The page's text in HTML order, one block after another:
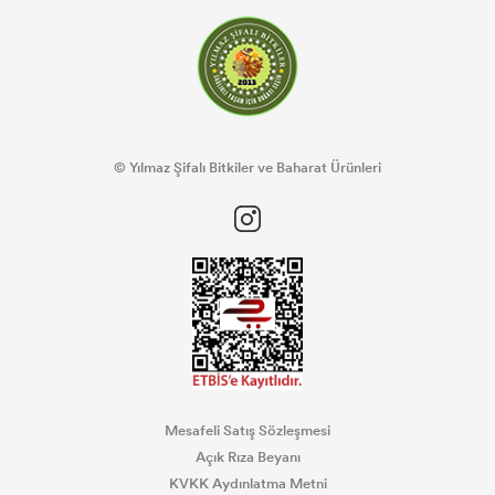
© Yılmaz Şifalı Bitkiler ve Baharat Ürünleri
Mesafeli Satış Sözleşmesi
Açık Rıza Beyanı
KVKK Aydınlatma Metni